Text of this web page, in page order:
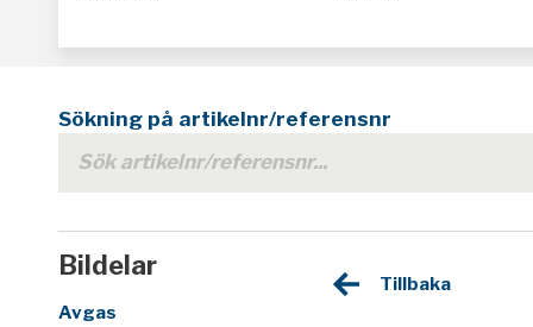
Sökning på artikelnr/referensnr
Bildelar
Avgas
Tillbaka